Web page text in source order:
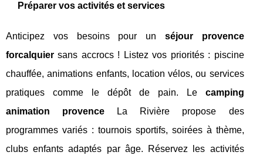
Préparer vos activités et services
Anticipez vos besoins pour un séjour provence
forcalquier sans accrocs ! Listez vos priorités : piscine
chauffée, animations enfants, location vélos, ou services
pratiques comme le dépôt de pain. Le camping
animation provence La Rivière propose des
programmes variés : tournois sportifs, soirées à thème,
clubs enfants adaptés par âge. Réservez les activités